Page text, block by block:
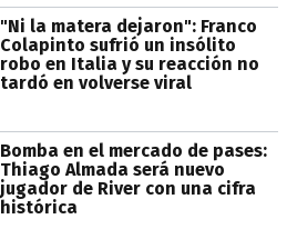
"Ni la matera dejaron": Franco
Colapinto sufrió un insólito
robo en Italia y su reacción no
tardó en volverse viral
Bomba en el mercado de pases:
Thiago Almada será nuevo
jugador de River con una cifra
histórica